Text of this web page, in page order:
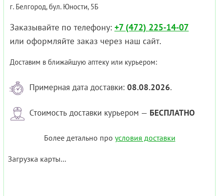
г. Белгород, бул. Юности, 5Б
Заказывайте по телефону: +7 (472) 225-14-07
или оформляйте заказ через наш сайт.
Доставим в ближайшую аптеку или курьером:
Примерная дата доставки: 08.08.2026.
Стоимость доставки курьером — БЕСПЛАТНО
Более детально про условия доставки
Загрузка карты...